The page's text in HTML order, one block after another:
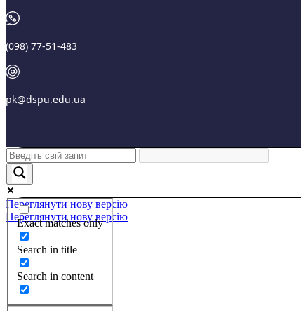
(098) 77-51-483
pk@dspu.edu.ua
Exact matches only
Search in title
Search in content
Переглянути нову версію
Переглянути нову версію